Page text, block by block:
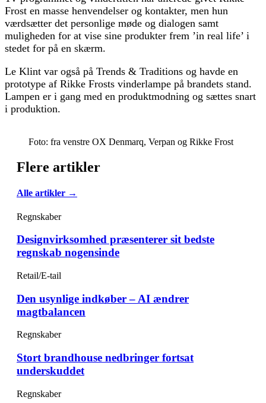
Frost en masse henvendelser og kontakter, men hun
værdsætter det personlige møde og dialogen samt
muligheden for at vise sine produkter frem ’in real life’ i
stedet for på en skærm.
Le Klint var også på Trends & Traditions og havde en
prototype af Rikke Frosts vinderlampe på brandets stand.
Lampen er i gang med en produktmodning og sættes snart
i produktion.
Foto: fra venstre OX Denmarq, Verpan og Rikke Frost
Flere artikler
Alle artikler →
Regnskaber
Designvirksomhed præsenterer sit bedste
regnskab nogensinde
Retail/E-tail
Den usynlige indkøber – AI ændrer
magtbalancen
Regnskaber
Stort brandhouse nedbringer fortsat
underskuddet
Regnskaber